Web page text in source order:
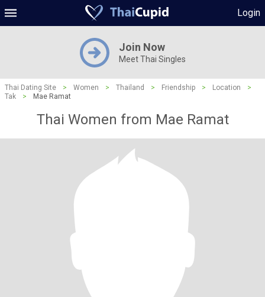
Login
Join Now
Meet Thai Singles
Thai Dating Site > Women > Thailand > Friendship > Location
>
Tak
> Mae Ramat
Thai Women from Mae Ramat